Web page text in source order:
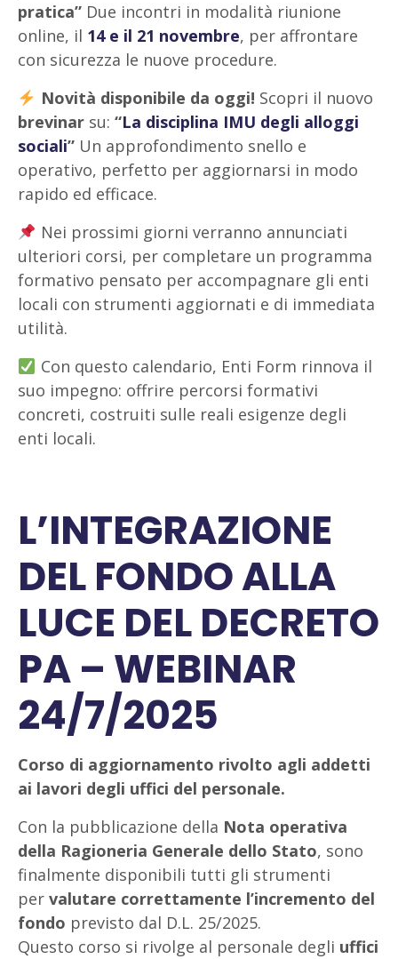
pratica” Due incontri in modalità riunione
online, il 14 e il 21 novembre, per affrontare
con sicurezza le nuove procedure.
Novità disponibile da oggi! Scopri il nuovo
brevinar su: “La disciplina IMU degli alloggi
sociali” Un approfondimento snello e
operativo, perfetto per aggiornarsi in modo
rapido ed efficace.
Nei prossimi giorni verranno annunciati
ulteriori corsi, per completare un programma
formativo pensato per accompagnare gli enti
locali con strumenti aggiornati e di immediata
utilità.
Con questo calendario, Enti Form rinnova il
suo impegno: offrire percorsi formativi
concreti, costruiti sulle reali esigenze degli
enti locali.
L’INTEGRAZIONE
DEL FONDO ALLA
LUCE DEL DECRETO
PA – WEBINAR
24/7/2025
Corso di aggiornamento rivolto agli addetti
ai lavori degli uffici del personale.
Con la pubblicazione della Nota operativa
della Ragioneria Generale dello Stato, sono
finalmente disponibili tutti gli strumenti
per valutare correttamente l’incremento del
fondo previsto dal D.L. 25/2025.
Questo corso si rivolge al personale degli uffici